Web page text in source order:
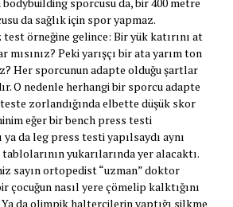
da sağlık için spor yapmaz.
örneğine gelince: Bir yük katırını at
mısınız? Peki yarışçı bir ata yarım ton
Her sporcunun adapte olduğu şartlar
O nedenle herhangi bir sporcu adapte
zorlandığında elbette düşük skor
eğer bir bench press testi
ya da leg press testi yapılsaydı aynı
yukarılarında yer alacaktı.
sayın ortopedist “uzman” doktor
çocuğun nasıl yere çömelip kalktığını
Ya da olimpik haltercilerin yaptığı silkme